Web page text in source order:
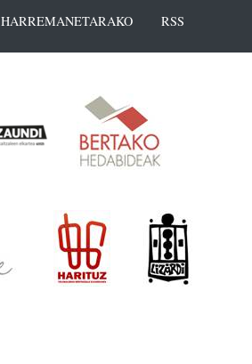
HARREMANETARAKO RSS